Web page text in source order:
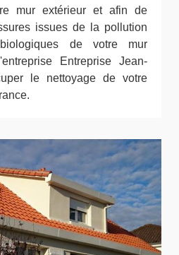
mur extérieur et afin de
issues de la pollution
de votre mur
Entreprise Jean-
le nettoyage de votre